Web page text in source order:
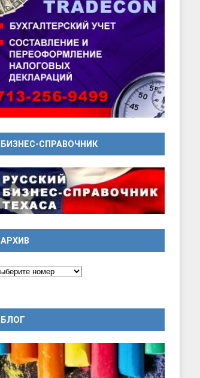
БИЗНЕС-СПРАВОЧНИК
АРХИВ
БЛОГ